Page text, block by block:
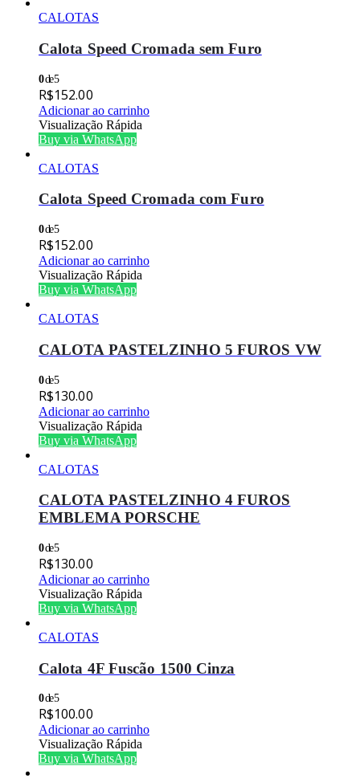
CALOTAS
Calota Speed Cromada sem Furo
0de 5
R$152.00
Adicionar ao carrinho
Visualização Rápida
Buy via WhatsApp
CALOTAS
Calota Speed Cromada com Furo
0de 5
R$152.00
Adicionar ao carrinho
Visualização Rápida
Buy via WhatsApp
CALOTAS
CALOTA PASTELZINHO 5 FUROS VW
0de 5
R$130.00
Adicionar ao carrinho
Visualização Rápida
Buy via WhatsApp
CALOTAS
CALOTA PASTELZINHO 4 FUROS
EMBLEMA PORSCHE
0de 5
R$130.00
Adicionar ao carrinho
Visualização Rápida
Buy via WhatsApp
CALOTAS
Calota 4F Fuscão 1500 Cinza
0de 5
R$100.00
Adicionar ao carrinho
Visualização Rápida
Buy via WhatsApp